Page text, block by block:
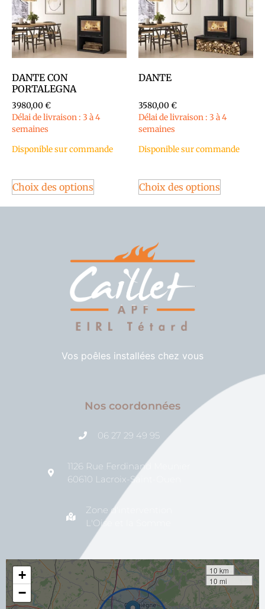
DANTE CON
PORTALEGNA
3980,00€
Délai de livraison : 3 à 4
semaines
Disponible sur commande
Choix des options
DANTE
3580,00€
Délai de livraison : 3 à 4
semaines
Disponible sur commande
Choix des options
Vos poêles installées chez vous
Nos coordonnées
06 27 29 49 95
1126 Rue Ferdinand Meunier
60610 Lacroix-Saint-Ouen
Zone d'intervention
L'Oise et la Somme
+
−
10 km
10 mi